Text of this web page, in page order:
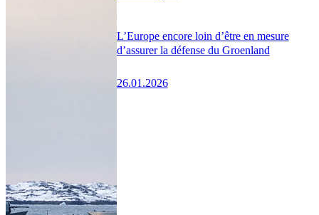
L’Europe encore loin d’être en mesure
d’assurer la défense du Groenland
26.01.2026